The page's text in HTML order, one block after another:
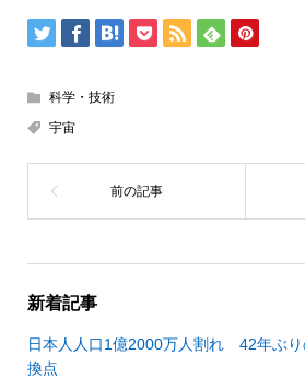
科学・技術
宇宙
新着記事
日本人人口1億2000万人割れ 42年ぶ
換点